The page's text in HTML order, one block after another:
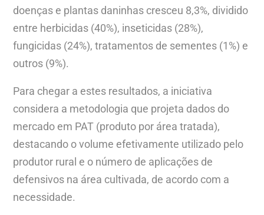
doenças e plantas daninhas cresceu 8,3%, dividido
entre herbicidas (40%), inseticidas (28%),
fungicidas (24%), tratamentos de sementes (1%) e
outros (9%).
Para chegar a estes resultados, a iniciativa
considera a metodologia que projeta dados do
mercado em PAT (produto por área tratada),
destacando o volume efetivamente utilizado pelo
produtor rural e o número de aplicações de
defensivos na área cultivada, de acordo com a
necessidade.